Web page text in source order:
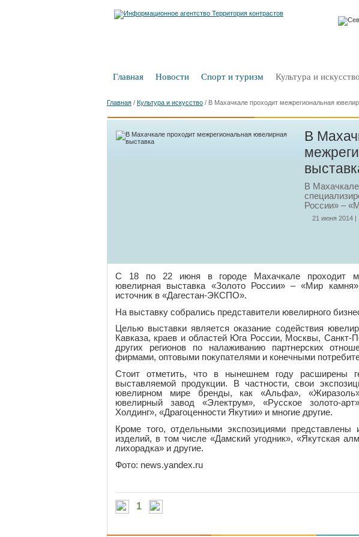
Главная Новости Спорт и туризм Культура и искусство
Главная / Культура и искусство / В Махачкале проходит межрегиональная
В
В
России» –
21 июня 2014 |
С 18 по 22 июня в городе Махачкале проходит
ювелирная выставка «Золото России» – «Мир
источник в «Дагестан-ЭКСПО».
На выставку собрались представители ювелирного
Целью выставки является оказание содействия
Кавказа, краев и областей Юга России, Москвы, Санкт-
других регионов по налаживанию партнерских
фирмами, оптовыми покупателями и конечными
Стоит отметить, что в нынешнем году расширены
выставляемой продукции. В частности, свои
ювелирном мире бренды, как «Альфа»,
ювелирный завод «Электрум», «Русское золото-
Холдинг», «Драгоценности Якутии» и многие другие.
Кроме того, отдельными экспозициями представлены
изделий, в том числе «Дамский угодник», «Якутская
лихорадка» и другие.
Фото: news.yandex.ru
1